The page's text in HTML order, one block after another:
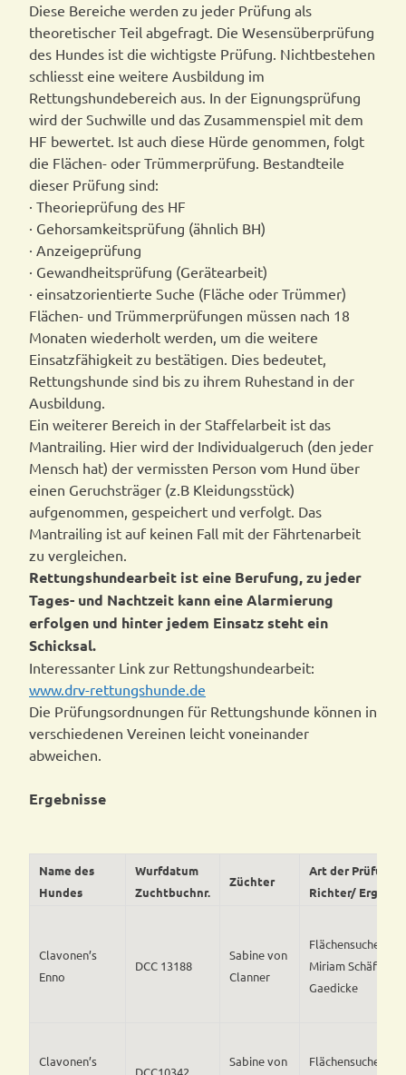
Diese Bereiche werden zu jeder Prüfung als
theoretischer Teil abgefragt. Die Wesensüberprüfung
des Hundes ist die wichtigste Prüfung. Nichtbestehen
schliesst eine weitere Ausbildung im
Rettungshundebereich aus. In der Eignungsprüfung
wird der Suchwille und das Zusammenspiel mit dem
HF bewertet. Ist auch diese Hürde genommen, folgt
die Flächen- oder Trümmerprüfung. Bestandteile
dieser Prüfung sind:
· Theorieprüfung des HF
· Gehorsamkeitsprüfung (ähnlich BH)
· Anzeigeprüfung
· Gewandheitsprüfung (Gerätearbeit)
· einsatzorientierte Suche (Fläche oder Trümmer)
Flächen- und Trümmerprüfungen müssen nach 18
Monaten wiederholt werden, um die weitere
Einsatzfähigkeit zu bestätigen. Dies bedeutet,
Rettungshunde sind bis zu ihrem Ruhestand in der
Ausbildung.
Ein weiterer Bereich in der Staffelarbeit ist das
Mantrailing. Hier wird der Individualgeruch (den jeder
Mensch hat) der vermissten Person vom Hund über
einen Geruchsträger (z.B Kleidungsstück)
aufgenommen, gespeichert und verfolgt. Das
Mantrailing ist auf keinen Fall mit der Fährtenarbeit
zu vergleichen.
Rettungshundearbeit ist eine Berufung, zu jeder
Tages- und Nachtzeit kann eine Alarmierung
erfolgen und hinter jedem Einsatz steht ein
Schicksal.
Interessanter Link zur Rettungshundearbeit:
www.drv-rettungshunde.de
Die Prüfungsordnungen für Rettungshunde können in
verschiedenen Vereinen leicht voneinander
abweichen.
Ergebnisse
Name des
Hundes
Wurfdatum
Zuchtbuchnr.
Züchter
Art der Prüfung/
Richter/
Clavonen’s
Enno
DCC 13188
Sabine von
Clanner
Flächensuche –
Miriam Schäfer
Gaedicke
Clavonen’s Sabine von Flächensuche –